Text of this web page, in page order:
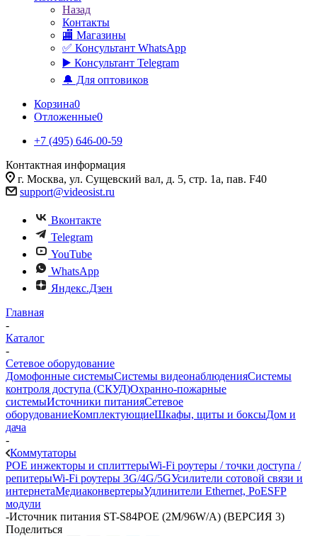
Назад
Контакты
🏬 Магазины
✅️ Консультант WhatsApp
▶️ Консультант Telegram
🔔 Для оптовиков
Корзина0
Отложенные0
+7 (495) 646-00-59
Контактная информация
г. Москва, ул. Сущевский вал, д. 5, стр. 1а, пав. F40
support@videosist.ru
Вконтакте
Telegram
YouTube
WhatsApp
Яндекс.Дзен
Главная
-
Каталог
-
Сетевое оборудование
Домофонные системыСистемы видеонаблюденияСистемы
контроля доступа (СКУД)Охранно-пожарные
системыИсточники питанияСетевое
оборудованиеКомплектующиеШкафы, щиты и боксыДом и
дача
-
Коммутаторы
POE инжекторы и сплиттерыWi-Fi роутеры / точки доступа /
репитерыWi-Fi роутеры 3G/4G/5GУсилители сотовой связи и
интернетаМедиаконвертерыУдлинители Ethernet, PoESFP
модули
-Источник питания ST-S84POE (2M/96W/A) (ВЕРСИЯ 3)
Поделиться